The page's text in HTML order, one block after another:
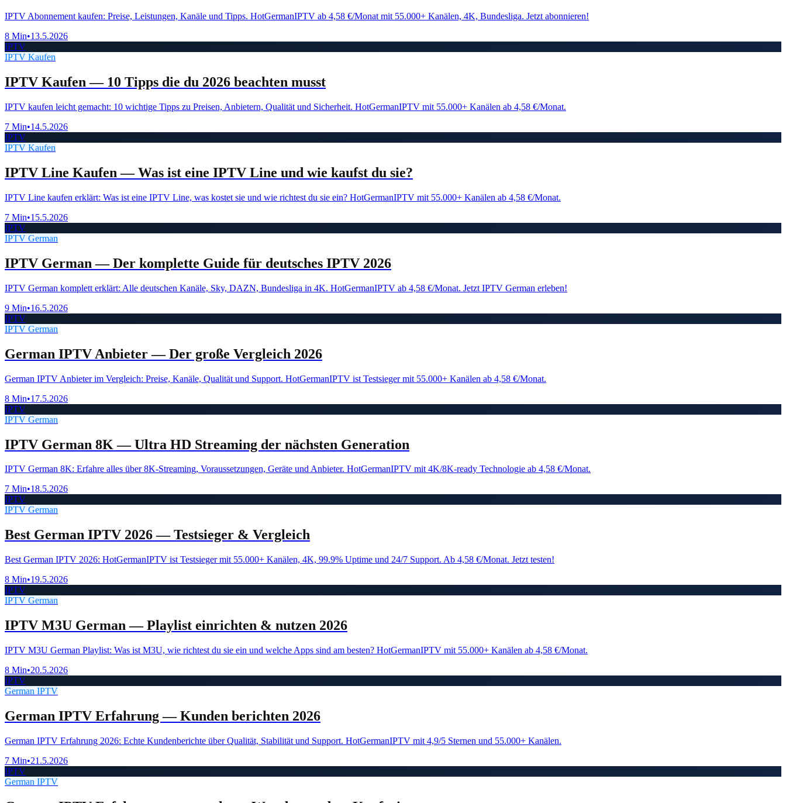
IPTV Abonnement kaufen: Preise, Leistungen, Kanäle und Tipps. HotGermanIPTV ab 4,58 €/Monat mit 55.000+ Kanälen, 4K, Bundesliga. Jetzt abonnieren!
8 Min•13.5.2026
IPTV
IPTV Kaufen
IPTV Kaufen — 10 Tipps die du 2026 beachten musst
IPTV kaufen leicht gemacht: 10 wichtige Tipps zu Preisen, Anbietern, Qualität und Sicherheit. HotGermanIPTV mit 55.000+ Kanälen ab 4,58 €/Monat.
7 Min•14.5.2026
IPTV
IPTV Kaufen
IPTV Line Kaufen — Was ist eine IPTV Line und wie kaufst du sie?
IPTV Line kaufen erklärt: Was ist eine IPTV Line, was kostet sie und wie richtest du sie ein? HotGermanIPTV mit 55.000+ Kanälen ab 4,58 €/Monat.
7 Min•15.5.2026
IPTV
IPTV German
IPTV German — Der komplette Guide für deutsches IPTV 2026
IPTV German komplett erklärt: Alle deutschen Kanäle, Sky, DAZN, Bundesliga in 4K. HotGermanIPTV ab 4,58 €/Monat. Jetzt IPTV German erleben!
9 Min•16.5.2026
IPTV
IPTV German
German IPTV Anbieter — Der große Vergleich 2026
German IPTV Anbieter im Vergleich: Preise, Kanäle, Qualität und Support. HotGermanIPTV ist Testsieger mit 55.000+ Kanälen ab 4,58 €/Monat.
8 Min•17.5.2026
IPTV
IPTV German
IPTV German 8K — Ultra HD Streaming der nächsten Generation
IPTV German 8K: Erfahre alles über 8K-Streaming, Voraussetzungen, Geräte und Anbieter. HotGermanIPTV mit 4K/8K-ready Technologie ab 4,58 €/Monat.
7 Min•18.5.2026
IPTV
IPTV German
Best German IPTV 2026 — Testsieger & Vergleich
Best German IPTV 2026: HotGermanIPTV ist Testsieger mit 55.000+ Kanälen, 4K, 99.9% Uptime und 24/7 Support. Ab 4,58 €/Monat. Jetzt testen!
8 Min•19.5.2026
IPTV
IPTV German
IPTV M3U German — Playlist einrichten & nutzen 2026
IPTV M3U German Playlist: Was ist M3U, wie richtest du sie ein und welche Apps sind am besten? HotGermanIPTV mit 55.000+ Kanälen ab 4,58 €/Monat.
8 Min•20.5.2026
IPTV
German IPTV
German IPTV Erfahrung — Kunden berichten 2026
German IPTV Erfahrung 2026: Echte Kundenberichte über Qualität, Stabilität und Support. HotGermanIPTV mit 4,9/5 Sternen und 55.000+ Kanälen.
7 Min•21.5.2026
IPTV
German IPTV